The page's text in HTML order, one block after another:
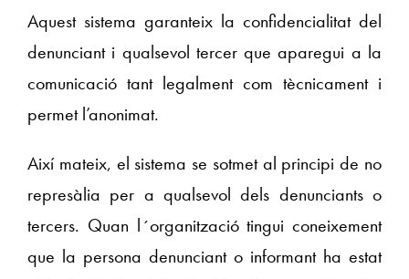
Aquest sistema garanteix la confidencialitat del
denunciant i qualsevol tercer que aparegui a la
comunicació tant legalment com tècnicament i
permet l’anonimat.
Així mateix, el sistema se sotmet al principi de no
represàlia per a qualsevol dels denunciants o
tercers. Quan l´organització tingui coneixement
que la persona denunciant o informant ha estat